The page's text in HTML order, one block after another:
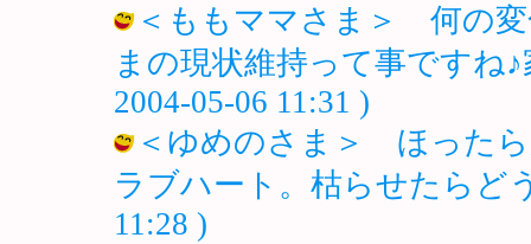
＜ももママさま＞ 何の変
まの現状維持って事です
2004-05-06 11:31 )
＜ゆめのさま＞ ほった
ラブハート。枯らせたらど
11:28 )